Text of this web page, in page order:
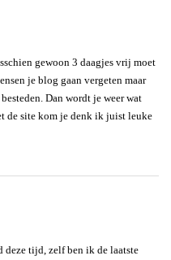
gewoon 3 daagjes vrij moet
je blog gaan vergeten maar
Dan wordt je weer wat
de site kom je denk ik juist leuke
deze tijd, zelf ben ik de laatste